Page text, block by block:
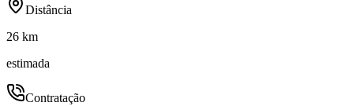
Distância
26 km
estimada
Contratação